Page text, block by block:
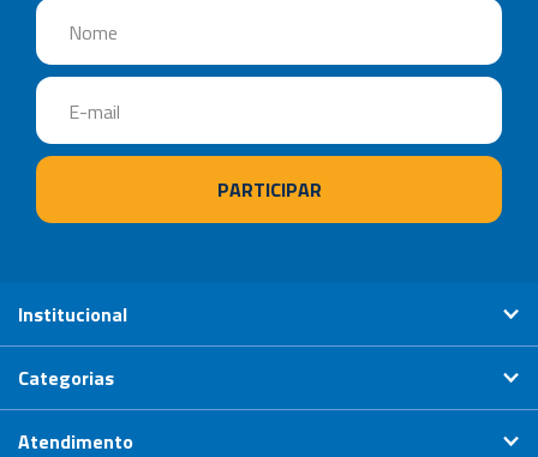
Institucional
Categorias
Atendimento